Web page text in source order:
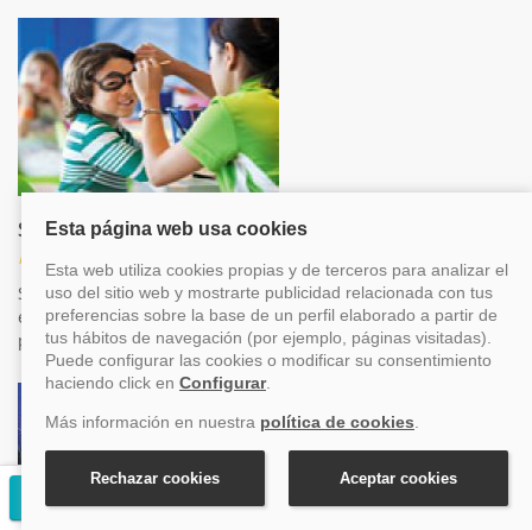
Servicio de canguro
Niños
Si quieres disfrutar de una noche especial, podrás contar con
el personal cualificado del Epic que cuidará de tus hijos por
pequeño suplemento.